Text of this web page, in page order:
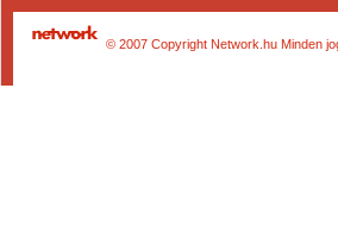
© 2007 Copyright Network.hu Minden